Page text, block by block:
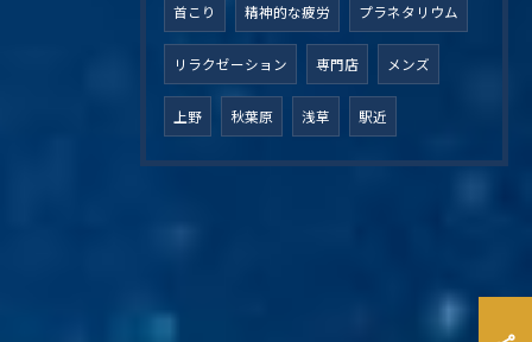
首こり 精神的な疲労 プラネタリウム
リラクゼーション 専門店 メンズ
上野 秋葉原 浅草 駅近